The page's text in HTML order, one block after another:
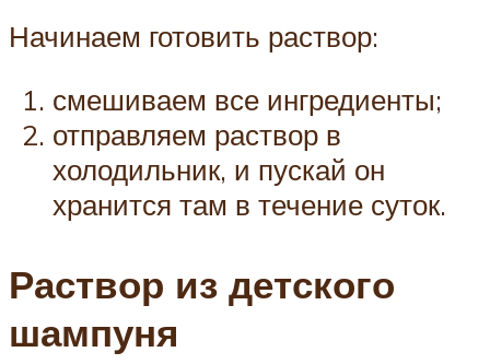
Начинаем готовить раствор:
смешиваем все ингредиенты;
отправляем раствор в
холодильник, и пускай он
хранится там в течение суток.
Раствор из детского
шампуня